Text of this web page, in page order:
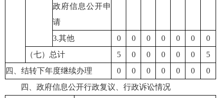
政府信息公开申
请
3.其他 0 0 0 0 0 0
0
（七）总计
5 0 0 0 0 0
5
四、结转下年度继续办理
0 0 0 0 0 0
0
四、政府信息公开行政复议、行政诉讼情况